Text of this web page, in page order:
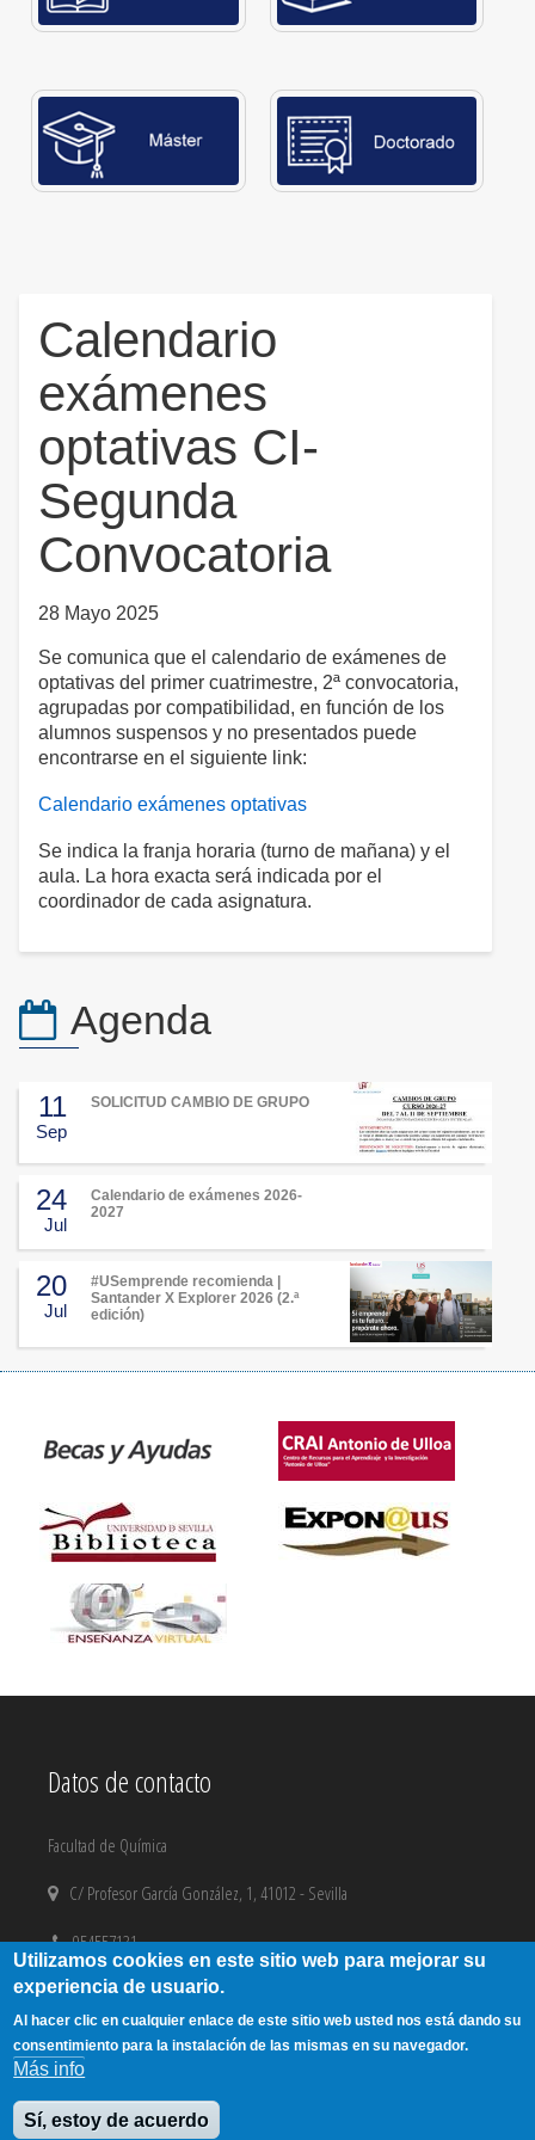
Calendario
exámenes
optativas CI-
Segunda
Convocatoria
28 Mayo 2025
Se comunica que el calendario de exámenes de
optativas del primer cuatrimestre, 2ª convocatoria,
agrupadas por compatibilidad, en función de los
alumnos suspensos y no presentados puede
encontrarse en el siguiente link:
Calendario exámenes optativas
Se indica la franja horaria (turno de mañana) y el
aula. La hora exacta será indicada por el
coordinador de cada asignatura.
Agenda
11
Sep
SOLICITUD CAMBIO DE GRUPO
24
Jul
Calendario de exámenes 2026-
2027
20
Jul
#USemprende recomienda |
Santander X Explorer 2026 (2.ª
edición)
Datos de contacto
Facultad de Química
C/ Profesor García González, 1, 41012 - Sevilla
954557131
email@us.es
Aviso Legal|Copyright
Utilizamos cookies en este sitio web para mejorar su
experiencia de usuario.
Al hacer clic en cualquier enlace de este sitio web usted nos está dando su
consentimiento para la instalación de las mismas en su navegador.
Más info
Sí, estoy de acuerdo